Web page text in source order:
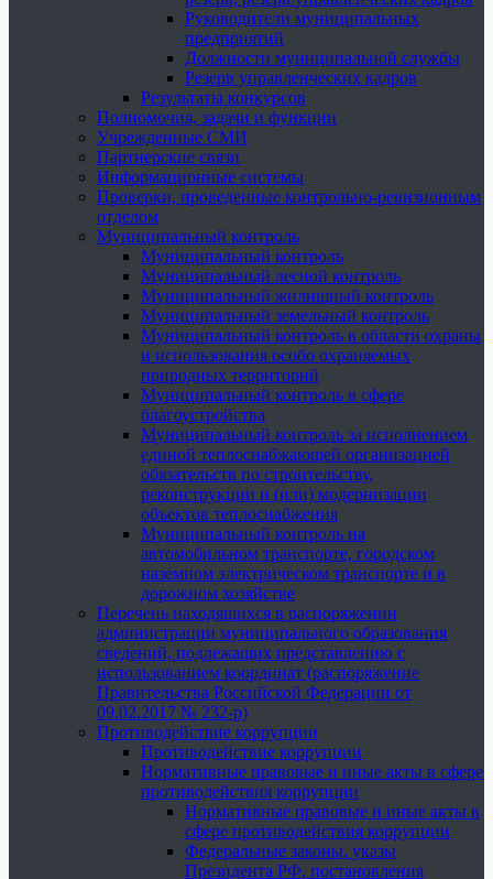
Руководители муниципальных
предприятий
Должности муниципальной службы
Резерв управленческих кадров
Результаты конкурсов
Полномочия, задачи и функции
Учрежденные СМИ
Партнерские связи
Информационные системы
Проверки, проведенные контрольно-ревизионным
отделом
Муниципальный контроль
Муниципальный контроль
Муниципальный лесной контроль
Муниципальный жилищный контроль
Муниципальный земельный контроль
Муниципальный контроль в области охраны
и использования особо охраняемых
природных территорий
Муниципальный контроль в сфере
благоустройства
Муниципальный контроль за исполнением
единой теплоснабжающей организацией
обязательств по строительству,
реконструкции и (или) модернизации
объектов теплоснабжения
Муниципальный контроль на
автомобильном транспорте, городском
наземном электрическом транспорте и в
дорожном хозяйстве
Перечень находящихся в распоряжении
администрации муниципального образования
сведений, подлежащих представлению с
использованием координат (распоряжение
Правительства Российской Федерации от
09.02.2017 № 232-р)
Противодействие коррупции
Противодействие коррупции
Нормативные правовые и иные акты в сфере
противодействия коррупции
Нормативные правовые и иные акты в
сфере противодействия коррупции
Федеральные законы, указы
Президента РФ, постановления